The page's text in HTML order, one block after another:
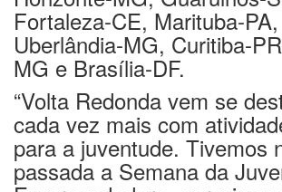
Fortaleza-CE, Marituba-PA,
Uberlândia-MG, Curitiba-
MG e Brasília-DF.
“Volta Redonda vem se
cada vez mais com
para a juventude. Tivemos
passada a Semana da